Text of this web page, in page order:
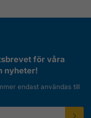
för våra
nyheter!
endast användas till